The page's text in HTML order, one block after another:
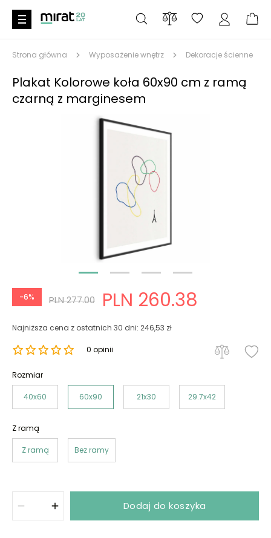
Strona główna Wyposażenie wnętrz Dekoracje ścienne
Plakat Kolorowe koła 60x90 cm z ramą
czarną z marginesem
-6% PLN 277.00 PLN 260.38
Najniższa cena z ostatnich 30 dni: 246,53 zł
0 opinii
Rozmiar
40x60 60x90 21x30 29.7x42
Z ramą
Z ramą Bez ramy
Dodaj do koszyka